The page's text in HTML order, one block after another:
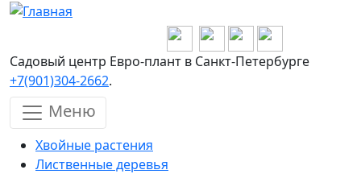
Перейти к основному содержанию
Садовый центр Евро-плант в Санкт-Петербурге
+7(901)304-2662.
Меню
Хвойные растения
Лиственные деревья